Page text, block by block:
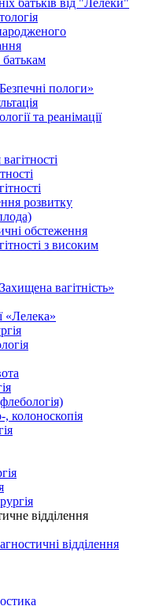
батьків від "Лелеки"
пологи»
та реанімації
розвитку
обстеження
з високим
вагітність»
«Лелека»
, колоноскопія
відділення
відділення